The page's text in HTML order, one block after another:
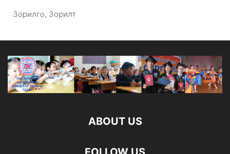
Зорилго, Зорилт
ABOUT US